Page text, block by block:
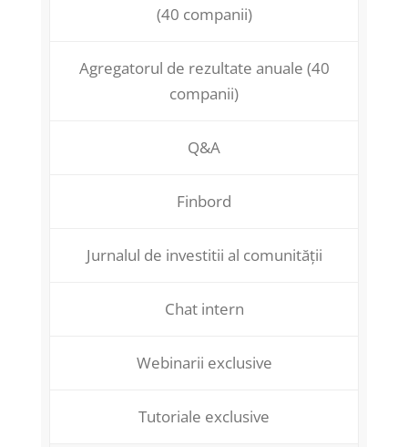
(40 companii)
Agregatorul de rezultate anuale (40
companii)
Q&A
Finbord
Jurnalul de investitii al comunității
Chat intern
Webinarii exclusive
Tutoriale exclusive